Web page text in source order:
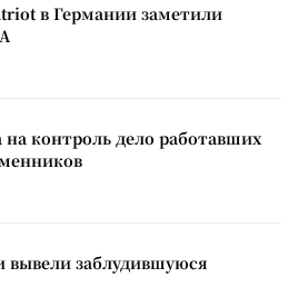
в Германии заметили
на контроль дело работавших
вывели заблудившуюся